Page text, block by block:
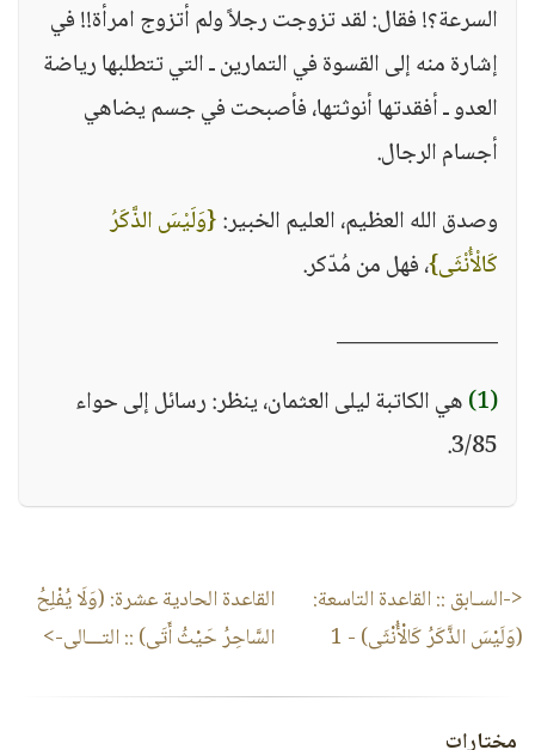
السرعة؟! فقال: لقد تزوجت رجلاً ولم أتزوج امرأة!! في
إشارة منه إلى القسوة في التمارين ـ التي تتطلبها رياضة
العدو ـ أفقدتها أنوثتها، فأصبحت في جسم يضاهي
أجسام الرجال.
وصدق الله العظيم، العليم الخبير:{وَلَيْسَ الذَّكَرُ
كَالْأُنْثَى}، فهل من مُدّكر.
_______________
(1)
هي الكاتبة ليلى العثمان، ينظر: رسائل إلى حواء
3/85.
<-السـابق ::القاعدة التاسعة:
(وَلَيْسَ الذَّكَرُ كَالْأُنْثَى) - 1
القاعدة الحادية عشرة: (وَلَا يُفْلِحُ
السَّاحِرُ حَيْثُ أَتَى) :: التـــالى->
مختارات